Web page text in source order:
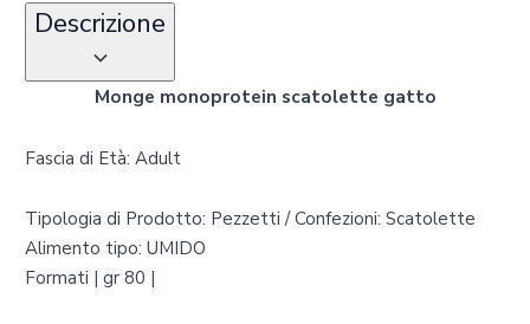
Descrizione
Monge monoprotein scatolette gatto
Fascia di Età: Adult
Tipologia di Prodotto: Pezzetti / Confezioni: Scatolette
Alimento tipo: UMIDO
Formati | gr 80 |